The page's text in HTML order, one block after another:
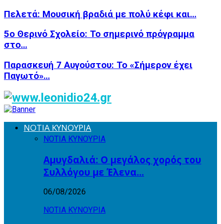
Πελετά: Μουσική βραδιά με πολύ κέφι και…
5ο Θερινό Σχολείο: Το σημερινό πρόγραμμα
στο…
Παρασκευή 7 Αυγούστου: Το «Σήμερον έχει
Παγωτό»…
ΝΟΤΙΑ ΚΥΝΟΥΡΙΑ
ΝΟΤΙΑ ΚΥΝΟΥΡΙΑ
Αμυγδαλιά: Ο μεγάλος χορός του
Συλλόγου με Έλενα…
06/08/2026
ΝΟΤΙΑ ΚΥΝΟΥΡΙΑ